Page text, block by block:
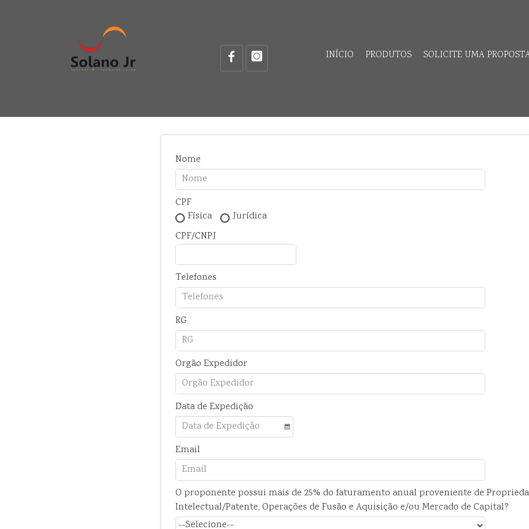
INÍCIO PRODUTOS SOLICITE UMA
Nome
CPF
Física
Jurídica
CPF/CNPJ
Telefones
RG
Orgão Expedidor
Data de Expedição
Email
O proponente possui mais de 25% do faturamento anual proveniente de
Intelectual/Patente, Operações de Fusão e Aquisição e/ou Mercado de Capital?